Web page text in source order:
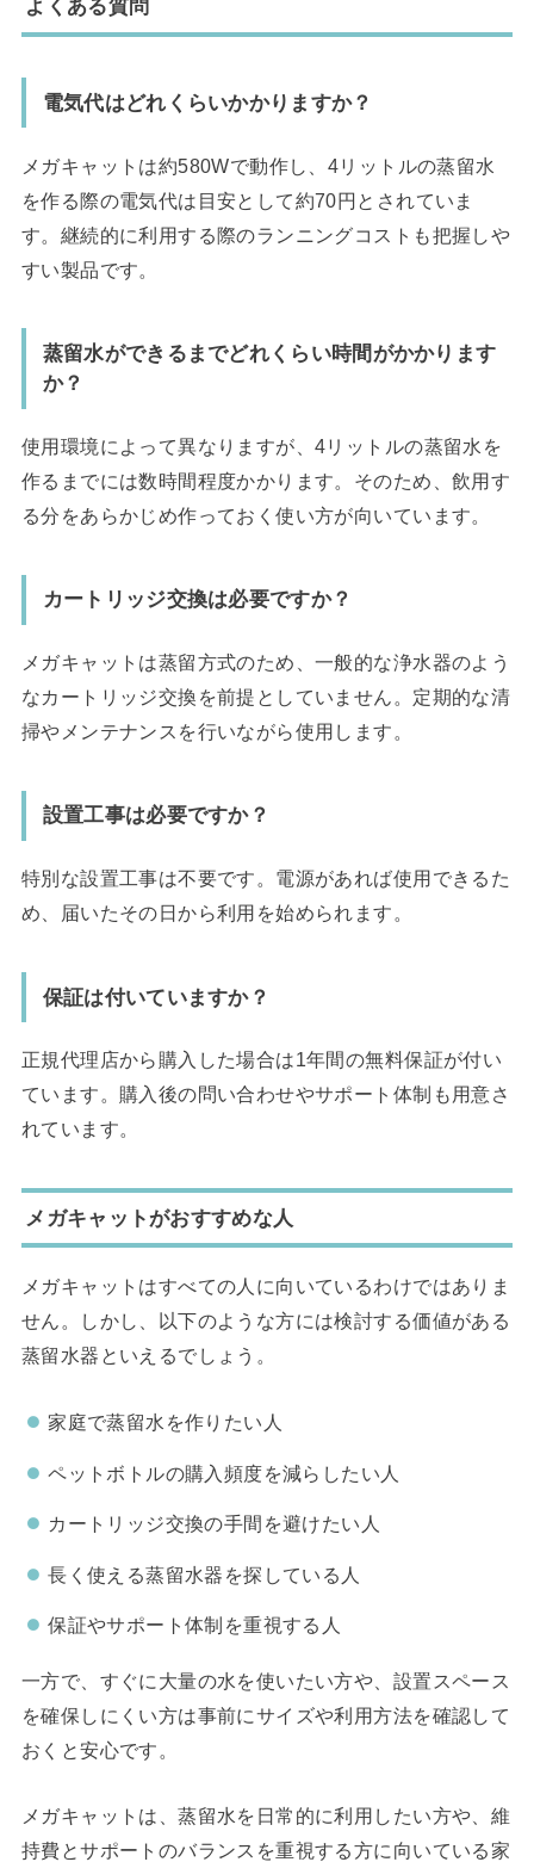
よくある質問
電気代はどれくらいかかりますか？
メガキャットは約580Wで動作し、4リットルの蒸留水
を作る際の電気代は目安として約70円とされていま
す。継続的に利用する際のランニングコストも把握しや
すい製品です。
蒸留水ができるまでどれくらい時間がかかります
か？
使用環境によって異なりますが、4リットルの蒸留水を
作るまでには数時間程度かかります。そのため、飲用す
る分をあらかじめ作っておく使い方が向いています。
カートリッジ交換は必要ですか？
メガキャットは蒸留方式のため、一般的な浄水器のよう
なカートリッジ交換を前提としていません。定期的な清
掃やメンテナンスを行いながら使用します。
設置工事は必要ですか？
特別な設置工事は不要です。電源があれば使用できるた
め、届いたその日から利用を始められます。
保証は付いていますか？
正規代理店から購入した場合は1年間の無料保証が付い
ています。購入後の問い合わせやサポート体制も用意さ
れています。
メガキャットがおすすめな人
メガキャットはすべての人に向いているわけではありま
せん。しかし、以下のような方には検討する価値がある
蒸留水器といえるでしょう。
家庭で蒸留水を作りたい人
ペットボトルの購入頻度を減らしたい人
カートリッジ交換の手間を避けたい人
長く使える蒸留水器を探している人
保証やサポート体制を重視する人
一方で、すぐに大量の水を使いたい方や、設置スペース
を確保しにくい方は事前にサイズや利用方法を確認して
おくと安心です。
メガキャットは、蒸留水を日常的に利用したい方や、維
持費とサポートのバランスを重視する方に向いている家